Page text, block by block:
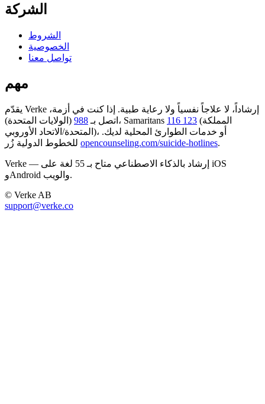
الشركة
الشروط
الخصوصية
تواصل معنا
مهم
يقدّم Verke إرشاداً، لا علاجاً نفسياً ولا رعاية طبية. إذا كنت في أزمة،
اتصل بـ 988 (الولايات المتحدة)، Samaritans 116 123 (المملكة
المتحدة/الاتحاد الأوروبي)، أو خدمات الطوارئ المحلية لديك.
للخطوط الدولية زُر opencounseling.com/suicide-hotlines.
Verke — إرشاد بالذكاء الاصطناعي متاح بـ 55 لغة على iOS
وAndroid والويب.
© Verke AB
support@verke.co